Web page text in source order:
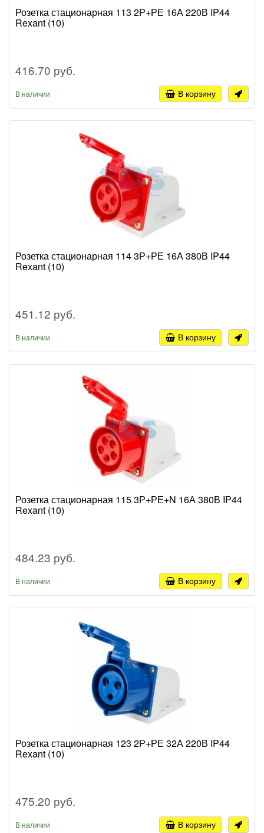
Розетка стационарная 113 2Р+РЕ 16А 220В IP44
Rexant (10)
416.70 руб.
В наличии В корзину
Розетка стационарная 114 3Р+РЕ 16А 380В IP44
Rexant (10)
451.12 руб.
В наличии В корзину
Розетка стационарная 115 3Р+РЕ+N 16А 380В IP44
Rexant (10)
484.23 руб.
В наличии В корзину
Розетка стационарная 123 2Р+РЕ 32А 220В IP44
Rexant (10)
475.20 руб.
В наличии В корзину